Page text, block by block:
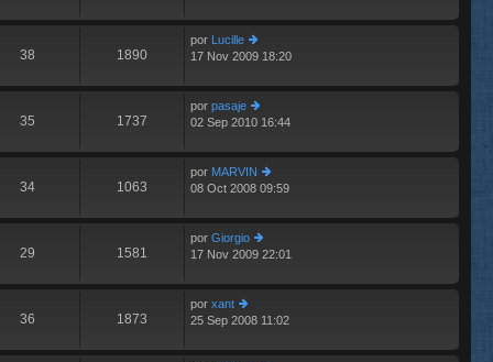
n
s
aj
im
n
38 1890
por Lucille
er
im
o
m
n
s
aj
17 Nov 2009 18:20
35 1737
por pasaje
er
im
o
m
n
s
aj
02 Sep 2010 16:44
34 1063
por MARVIN
er
im
o
m
n
aj
08 Oct 2008 09:59
29 1581
por Giorgio
er
im
m
n
17 Nov 2009 22:01
36 1873
por xant
er
im
25 Sep 2008 11:02